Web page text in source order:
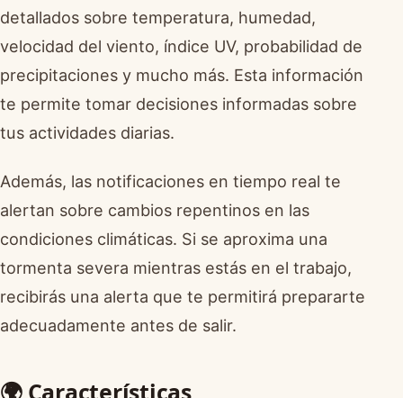
detallados sobre temperatura, humedad,
velocidad del viento, índice UV, probabilidad de
precipitaciones y mucho más. Esta información
te permite tomar decisiones informadas sobre
tus actividades diarias.
Además, las notificaciones en tiempo real te
alertan sobre cambios repentinos en las
condiciones climáticas. Si se aproxima una
tormenta severa mientras estás en el trabajo,
recibirás una alerta que te permitirá prepararte
adecuadamente antes de salir.